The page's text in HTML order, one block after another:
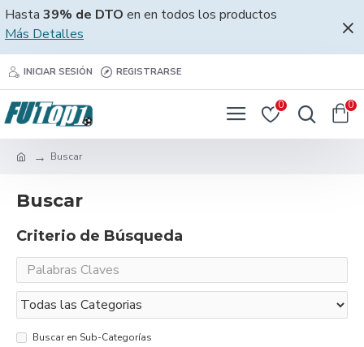
Hasta 39% de DTO en en todos los productos
Más Detalles
INICIAR SESIÓN REGISTRARSE
0 0
Buscar
Buscar
Criterio de Búsqueda
Buscar en Sub-Categorías